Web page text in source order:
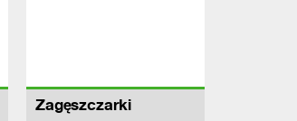
Zagęszczarki